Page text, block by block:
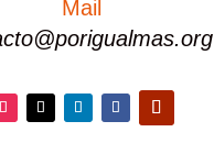
Mail
Facebook